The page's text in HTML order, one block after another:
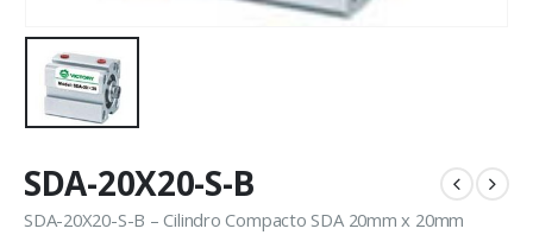
SDA-20X20-S-B
SDA-20X20-S-B – Cilindro Compacto SDA 20mm x 20mm